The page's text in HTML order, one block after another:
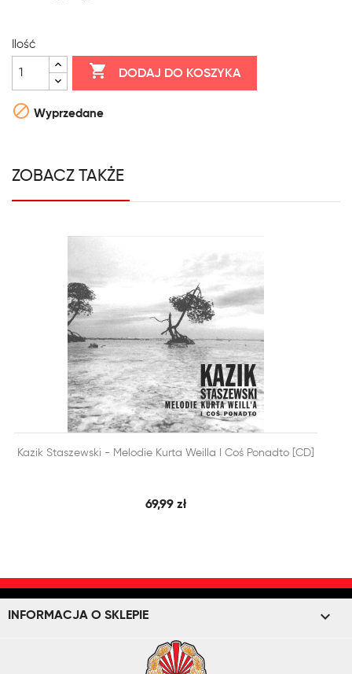
Ilość
 DODAJ DO KOSZYKA
 Wyprzedane
ZOBACZ TAKŻE
DODAJ DO KOSZYKA SZYBKI PODGLĄD
Kazik Staszewski - Melodie Kurta Weilla I Coś Ponadto [CD]
69,99 zł
INFORMACJA O SKLEPIE keyboard_arrow_down